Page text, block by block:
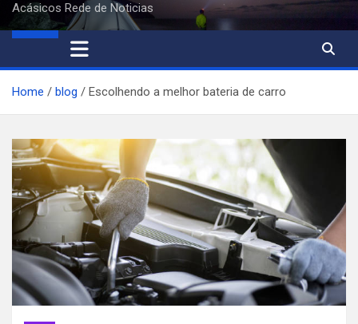
Acásicos Rede de Noticias
Home blog Escolhendo a melhor bateria de carro